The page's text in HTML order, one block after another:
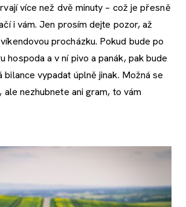
více než dvě minuty – což je přesně
i vám. Jen prosím dejte pozor, až
procházku. Pokud bude po
hospoda a v ní pivo a panák, pak bude
vypadat úplně jinak. Možná se
nezhubnete ani gram, to vám